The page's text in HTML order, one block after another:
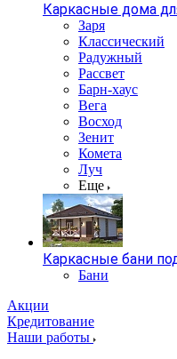
Каркасные дома
Заря
Классический
Радужный
Рассвет
Барн-хаус
Вега
Восход
Зенит
Комета
Луч
Еще
Каркасные бани
Бани
Акции
Кредитование
Наши работы